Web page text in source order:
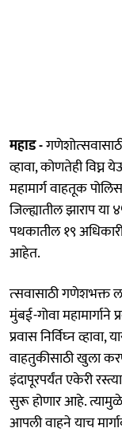
महाड -
व्हावा, कोणतेही विघ्न
महामार्ग वाहतूक
जिल्ह्यातील झाराप या
पथकातील १९
आहेत.
त्‍सवासाठी गणेशभक्त
मुंबई-गोवा
प्रवास निर्विघ्‍न
वाहतुकीसाठी खुला
इंदापूरपर्यंत एकेरी
सुरू होणार आहे.
आपली वाहने याच